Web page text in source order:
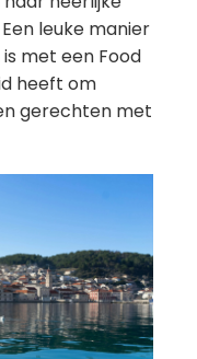
leuke manier
met een Food
heeft om
gerechten met